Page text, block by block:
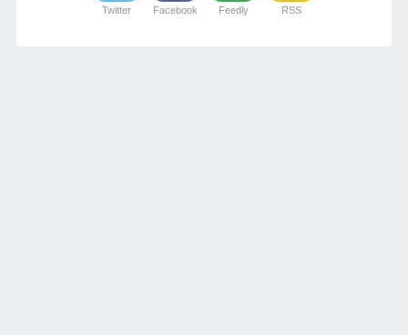
Twitter Facebook Feedly RSS